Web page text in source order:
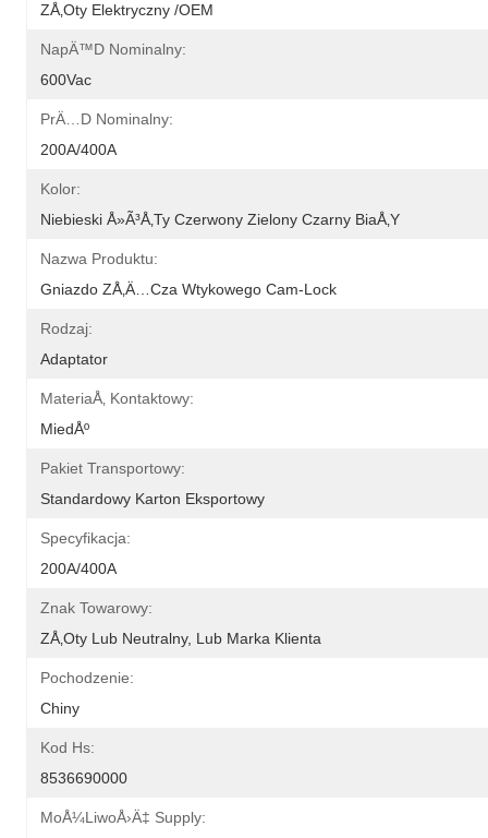
ZÅ‚oty Elektryczny /OEM
NapÄ™d Nominalny:
600Vac
PrÄ…d Nominalny:
200A/400A
Kolor:
Niebieski Å»Ã³Å‚ty Czerwony Zielony Czarny BiaÅ‚y
Nazwa Produktu:
Gniazdo ZÅ‚Ä…cza Wtykowego Cam-Lock
Rodzaj:
Adaptator
MateriaÅ‚ Kontaktowy:
MiedÅº
Pakiet Transportowy:
Standardowy Karton Eksportowy
Specyfikacja:
200A/400A
Znak Towarowy:
ZÅ‚oty Lub Neutralny, Lub Marka Klienta
Pochodzenie:
Chiny
Kod Hs:
8536690000
MoÅ¼liwoÅ›Ä‡ Supply: